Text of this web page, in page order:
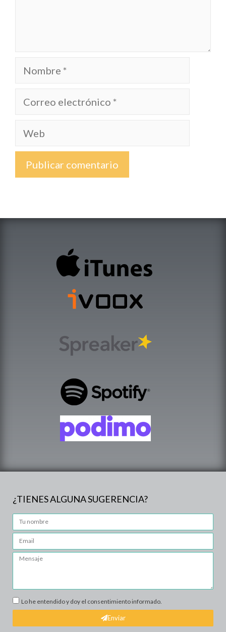
¿TIENES ALGUNA SUGERENCIA?
Lo he entendido y doy el consentimiento informado.
Enviar